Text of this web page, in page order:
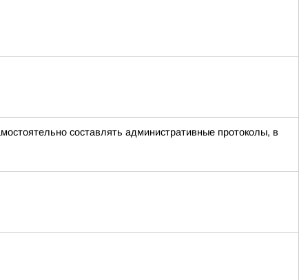
составлять административные протоколы, в